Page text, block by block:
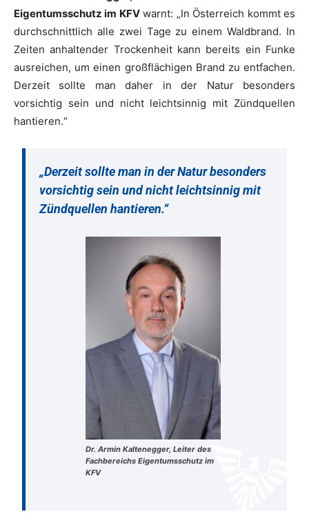
Eigentumsschutz im KFVwarnt: „In Österreich kommt es
durchschnittlich alle zwei Tage zu einem Waldbrand. In
Zeiten anhaltender Trockenheit kann bereits ein Funke
ausreichen, um einen großflächigen Brand zu entfachen.
Derzeit sollte man daher in der Natur besonders
vorsichtig sein und nicht leichtsinnig mit Zündquellen
hantieren.“
„Derzeit sollte man in der Natur besonders
vorsichtig sein und nicht leichtsinnig mit
Zündquellen hantieren.“
Dr. Armin Kaltenegger, Leiter des
Fachbereichs Eigentumsschutz im
KFV